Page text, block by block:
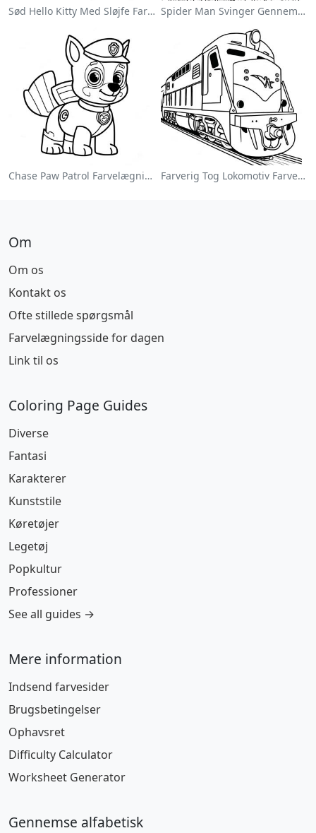
Sød Hello Kitty Med Sløjfe Farvelægningsside Spider Man Svinger Gennem Byen Farvelægningsside
Chase Paw Patrol Farvelægningsside Farverig Tog Lokomotiv Farvelægningsside
Om
Om os
Kontakt os
Ofte stillede spørgsmål
Farvelægningsside for dagen
Link til os
Coloring Page Guides
Diverse
Fantasi
Karakterer
Kunststile
Køretøjer
Legetøj
Popkultur
Professioner
See all guides →
Mere information
Indsend farvesider
Brugsbetingelser
Ophavsret
Difficulty Calculator
Worksheet Generator
Gennemse alfabetisk